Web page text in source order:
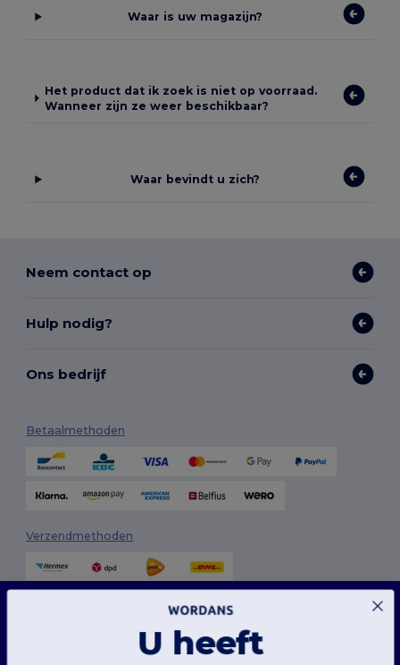
Waar is uw magazijn?
Het product dat ik zoek is niet op voorraad.
Wanneer zijn ze weer beschikbaar?
Waar bevindt u zich?
Neem contact op
Hulp nodig?
Ons bedrijf
Betaalmethoden
Verzendmethoden
Deze website maakt gebruik van cookies
Onze website maakt gebruik van zowel onze eigen cookies als cookies van derden om
de algehele functionaliteit te verbeteren, uw voorkeuren te onthouden, de prestaties
van de website te analyseren en een vlotte en gepersonaliseerde browse-ervaring te
garanderen, inclusief op maat gemaakte inhoud, geoptimaliseerde interacties met
U heeft